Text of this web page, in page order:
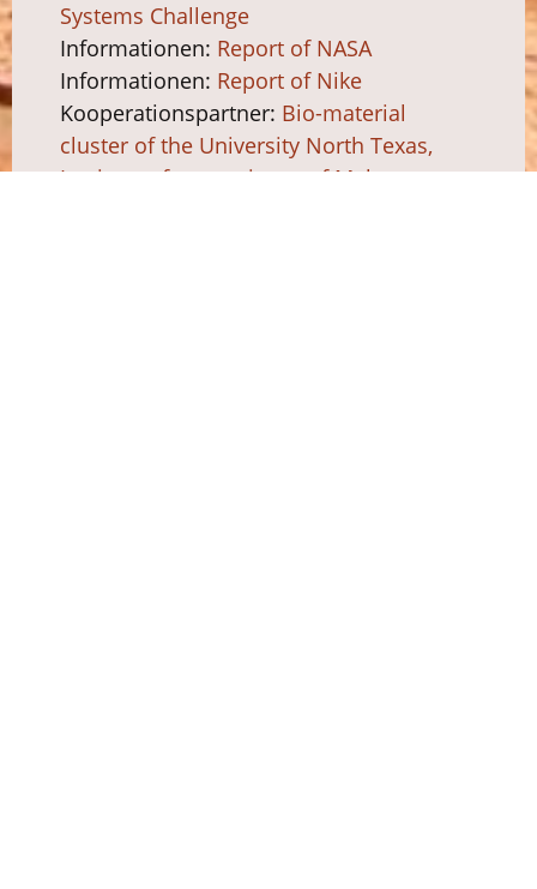
Systems Challenge
Informationen: Report of NASA
Informationen: Report of Nike
Kooperationspartner: Bio-material
cluster of the University North Texas,
Institute of crop science of Makerere